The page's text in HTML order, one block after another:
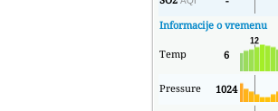
Informacije o vremenu
Temp 6
Pressure 1024